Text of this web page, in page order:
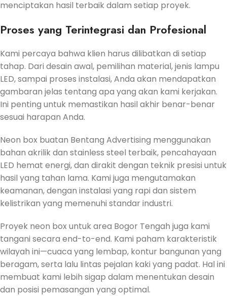
menciptakan hasil terbaik dalam setiap proyek.
Proses yang Terintegrasi dan Profesional
Kami percaya bahwa klien harus dilibatkan di setiap
tahap. Dari desain awal, pemilihan material, jenis lampu
LED, sampai proses instalasi, Anda akan mendapatkan
gambaran jelas tentang apa yang akan kami kerjakan.
Ini penting untuk memastikan hasil akhir benar-benar
sesuai harapan Anda.
Neon box buatan Bentang Advertising menggunakan
bahan akrilik dan stainless steel terbaik, pencahayaan
LED hemat energi, dan dirakit dengan teknik presisi untuk
hasil yang tahan lama. Kami juga mengutamakan
keamanan, dengan instalasi yang rapi dan sistem
kelistrikan yang memenuhi standar industri.
Proyek neon box untuk area Bogor Tengah juga kami
tangani secara end-to-end. Kami paham karakteristik
wilayah ini—cuaca yang lembap, kontur bangunan yang
beragam, serta lalu lintas pejalan kaki yang padat. Hal ini
membuat kami lebih sigap dalam menentukan desain
dan posisi pemasangan yang optimal.